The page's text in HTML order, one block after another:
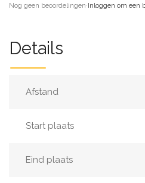
Nog geen beoordelingen·Inloggen om een
Details
Afstand
Start plaats
Eind plaats